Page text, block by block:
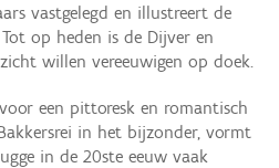
vastgelegd en illustreert de
op heden is de Dijver en
willen vereeuwigen op doek.
een pittoresk en romantisch
in het bijzonder, vormt
in de 20ste eeuw vaak